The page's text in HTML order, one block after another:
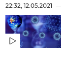
22:32, 12.05.2021